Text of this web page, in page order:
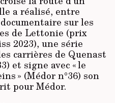
a réalisé, entre
sur les
de Lettonie (prix
2023), une série
carrières de Quenast
et signe avec « le
» (Médor n°36) son
pour Médor.